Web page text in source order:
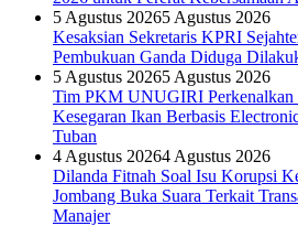
5 Agustus 20265 Agustus 2026
Kesaksian Sekretaris KPRI
Pembukuan Ganda Diduga
5 Agustus 20265 Agustus 2026
Tim PKM UNUGIRI Perkenalkan
Kesegaran Ikan Berbasis
Tuban
4 Agustus 20264 Agustus 2026
Dilanda Fitnah Soal Isu Korupsi
Jombang Buka Suara Terkait
Manajer